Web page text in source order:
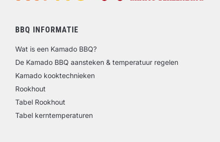
BBQ INFORMATIE
Wat is een Kamado BBQ?
De Kamado BBQ aansteken & temperatuur regelen
Kamado kooktechnieken
Rookhout
Tabel Rookhout
Tabel kerntemperaturen